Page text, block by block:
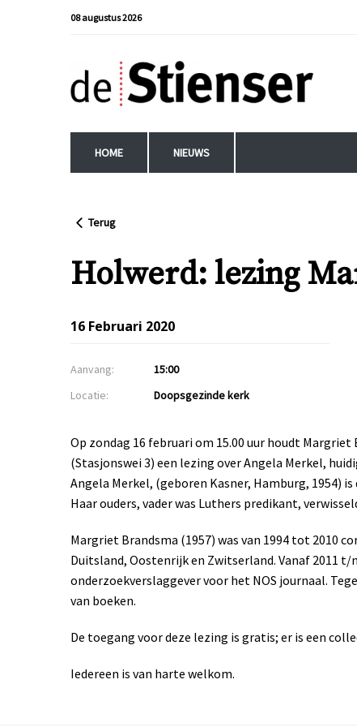
08 augustus 2026
HOME NIEUWS
Terug
Holwerd: lezing
16 Februari 2020
Aanvang:
15:00
Locatie:
Doopsgezinde kerk
Op zondag 16 februari om 15.00 uur houdt
(Stasjonswei 3) een lezing over Angela Merkel,
Angela Merkel, (geboren Kasner, Hamburg, 1954)
Haar ouders, vader was Luthers predikant,
Margriet Brandsma (1957) was van 1994 tot 2010
Duitsland, Oostenrijk en Zwitserland. Vanaf 2011 t/
onderzoekverslaggever voor het NOS journaal.
van boeken.
De toegang voor deze lezing is gratis; er is een
Iedereen is van harte welkom.